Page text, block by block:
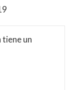
tiene un